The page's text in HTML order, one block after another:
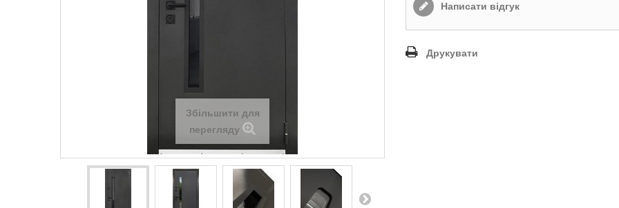
Збільшити для
перегляду
Написати відгук
Друкувати